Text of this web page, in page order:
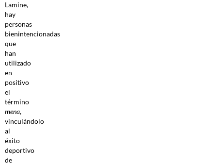
Lamine,
hay
personas
bienintencionadas
que
han
utilizado
en
positivo
el
término
mena,
vinculándolo
al
éxito
deportivo
de